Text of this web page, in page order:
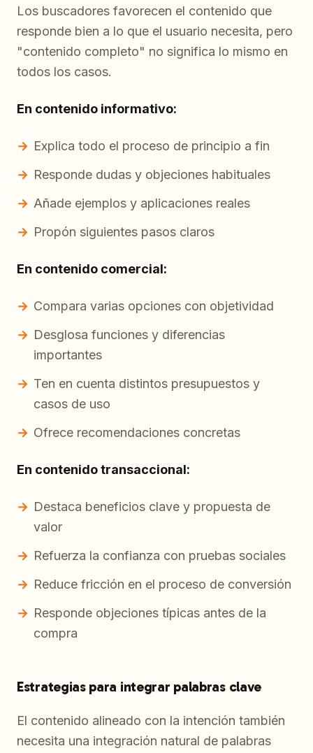
Los buscadores favorecen el contenido que
responde bien a lo que el usuario necesita, pero
"contenido completo" no significa lo mismo en
todos los casos.
En contenido informativo:
Explica todo el proceso de principio a fin
Responde dudas y objeciones habituales
Añade ejemplos y aplicaciones reales
Propón siguientes pasos claros
En contenido comercial:
Compara varias opciones con objetividad
Desglosa funciones y diferencias
importantes
Ten en cuenta distintos presupuestos y
casos de uso
Ofrece recomendaciones concretas
En contenido transaccional:
Destaca beneficios clave y propuesta de
valor
Refuerza la confianza con pruebas sociales
Reduce fricción en el proceso de conversión
Responde objeciones típicas antes de la
compra
Estrategias para integrar palabras clave
El contenido alineado con la intención también
necesita una integración natural de palabras